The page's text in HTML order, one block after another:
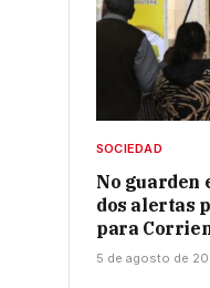
SOCIEDAD
No guarden
dos alertas
para
5 de agosto de